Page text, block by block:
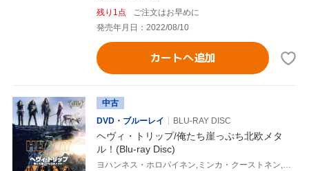
残り1点
ご注文はお早めに
発売年月日：2022/08/10
カートへ追加
中古
DVD・ブルーレイ
BLU-RAY DISC
ヘヴィ・トリップ/俺たち崖っぷち北欧メタ
ル！(Blu-ray Disc)
ヨハンネス・ホロパイネン,ミンカ・クーストネン,ヴィッレ・ティーホネン,ユーソ・ラーティオ(監督、脚本),ユッカ・ヴィドゥグレン(監督、脚本),アレクシ・プラネン(監督),ヤリ・ランタラ(監督),ラウリ・ポラー(音楽)